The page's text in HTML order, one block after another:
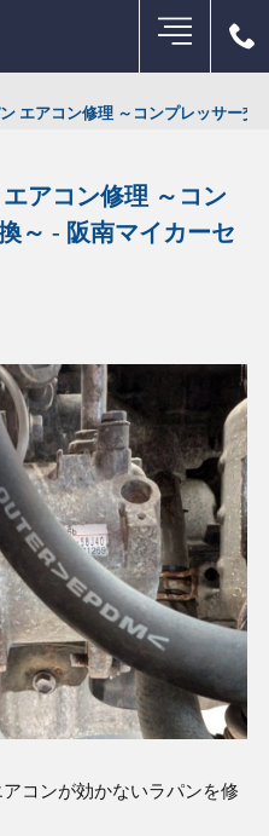
エアコン修理 ～コンプレッサー交
アコン修理 ～コン
～ - 阪南マイカーセ
コンが効かないラパンを修